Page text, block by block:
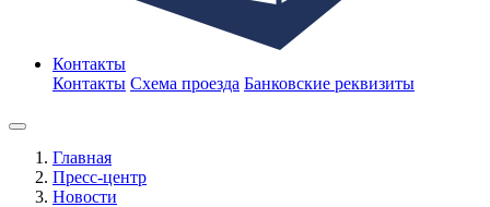
Контакты
Контакты Схема проезда Банковские реквизиты
Главная
Пресс-центр
Новости